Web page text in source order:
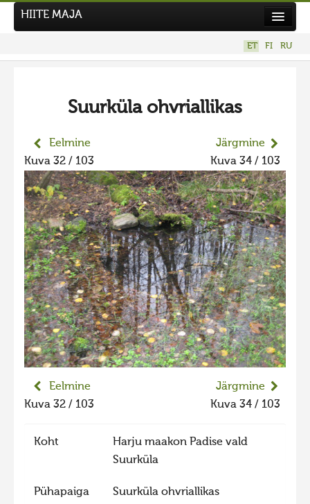
Uudised
Tegutse
Kuvavõistlused
UUS KUVAVÕISTLUS
Hiite kuvavõistlus 2026
VANEMAD KUVAVÕISTLUSED
Hiite kuvavõistlus 2025
Hiite kuvavõistlus 2025 lisa
Liikuvad kuvad 2025
Hiite kuvavõistlus 2024
Liikuvad kuvad 2024
Hiite kuvavõistlus 2023 lisa
Hiite kuvavõistlus 2022
HIITE MAJA
ET FI RU
Suurküla ohvriallikas
Eelmine
Kuva 32 / 103
Järgmine
Kuva 34 / 103
Eelmine
Kuva 32 / 103
Järgmine
Kuva 34 / 103
Koht
Harju maakon Padise vald
Suurküla
Pühapaiga
Suurküla ohvriallikas